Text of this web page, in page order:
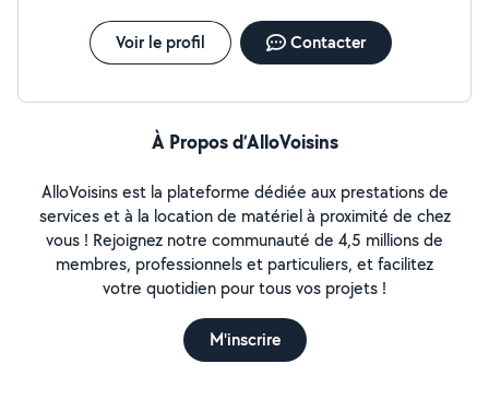
Voir le profil Contacter
À Propos d’AlloVoisins
AlloVoisins est la plateforme dédiée aux prestations de
services et à la location de matériel à proximité de chez
vous ! Rejoignez notre communauté de 4,5 millions de
membres, professionnels et particuliers, et facilitez
votre quotidien pour tous vos projets !
M'inscrire